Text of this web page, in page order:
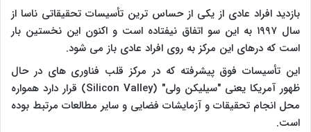
بازدید افراد عادی از یکی از حساس ترین تأسیسات تحقیقاتی ناسا از
سال ۱۹۹۷ به این سو اتفاق نیفتاده است و اکنون این نخستین بار
است که درهای این مرکز به روی افراد عادی باز می شود.
این تأسیسات فوق پیشرفته که در مرکز قلب فناوری های در حال
ظهور آمریکا یعنی "سیلیکن ولی" (Silicon Valley) قرار دارد همواره
محل انجام تحقیقات و آزمایشات فضایی و سایر مطالعات مرتبط بوده
است.